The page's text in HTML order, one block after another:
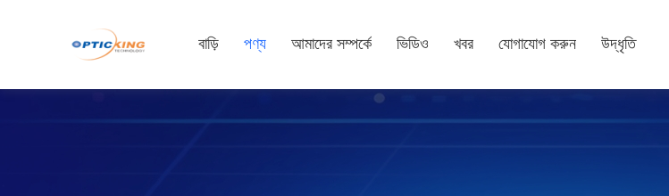
বাড়ি পণ্য আমাদের সম্পর্কে ভিডিও খবর যোগাযোগ করুন উদ্ধৃতি